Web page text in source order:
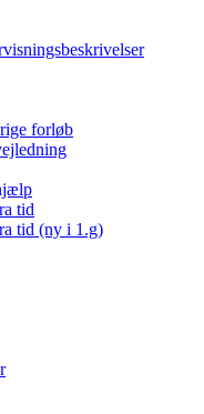
forløb
tid
tid (ny i 1.g)